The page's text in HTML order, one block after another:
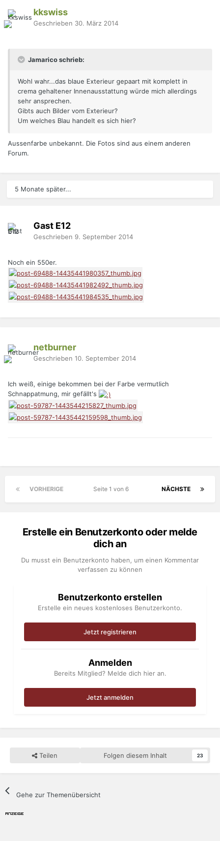
kkswiss
Geschrieben 30. März 2014
Jamarico schrieb:
Wohl wahr...das blaue Exterieur gepaart mit komplett in
crema gehaltener Innenausstattung würde mich allerdings
sehr ansprechen.
Gibts auch Bilder vom Exterieur?
Um welches Blau handelt es sich hier?
Aussenfarbe unbekannt. Die Fotos sind aus einem anderen
Forum.
5 Monate später...
Gast E12
Geschrieben 9. September 2014
Noch ein 550er.
netburner
Geschrieben 10. September 2014
Ich weiß, einige bekommen bei der Farbe vermutlich
Schnappatmung, mir gefällt's
VORHERIGE NÄCHSTE
Seite 1 von 6
Erstelle ein Benutzerkonto oder melde
dich an
Du musst ein Benutzerkonto haben, um einen Kommentar
verfassen zu können
Benutzerkonto erstellen
Erstelle ein neues kostenloses Benutzerkonto.
Jetzt registrieren
Anmelden
Bereits Mitglied? Melde dich hier an.
Jetzt anmelden
Teilen Folgen diesem Inhalt 23
Gehe zur Themenübersicht